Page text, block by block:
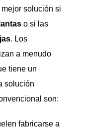
solución si
o si las
. Los
a menudo
tiene un
solución
son:
fabricarse a